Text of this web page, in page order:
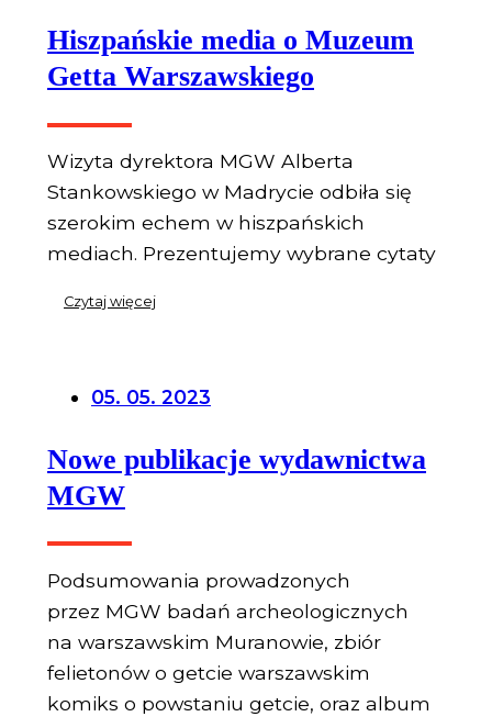
Hiszpańskie media o Muzeum
Getta Warszawskiego
Wizyta dyrektora MGW Alberta
Stankowskiego w Madrycie odbiła się
szerokim echem w hiszpańskich
mediach. Prezentujemy wybrane cytaty
Czytaj więcej
05. 05. 2023
Nowe publikacje wydawnictwa
MGW
Podsumowania prowadzonych
przez MGW badań archeologicznych
na warszawskim Muranowie, zbiór
felietonów o getcie warszawskim
komiks o powstaniu getcie, oraz album